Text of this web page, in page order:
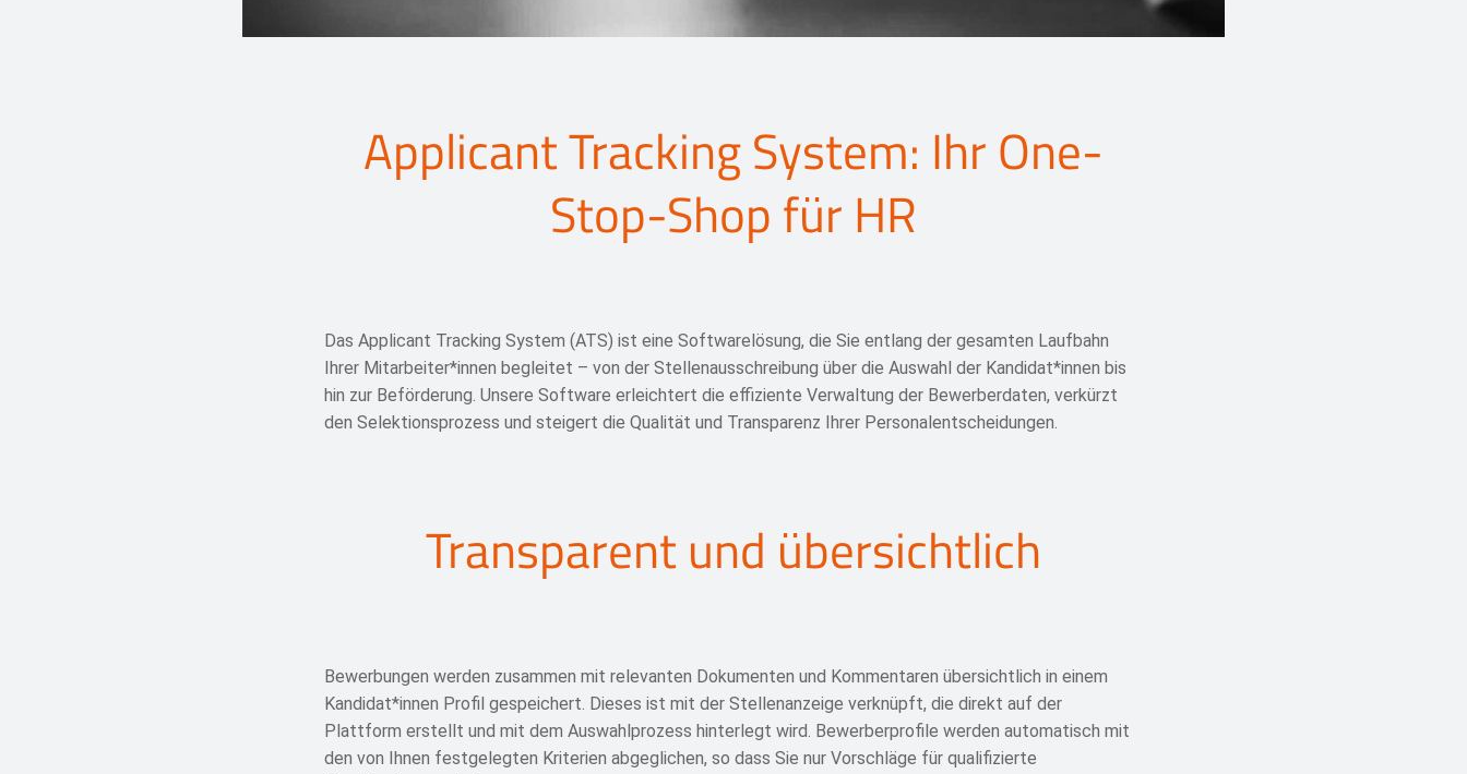
Applicant Tracking System: Ihr One-
Stop-Shop für HR
Das Applicant Tracking System (ATS) ist eine Softwarelösung, die Sie entlang der gesamten Laufbahn
Ihrer Mitarbeiter*innen begleitet – von der Stellenausschreibung über die Auswahl der Kandidat*innen bis
hin zur Beförderung. Unsere Software erleichtert die effiziente Verwaltung der Bewerberdaten, verkürzt
den Selektionsprozess und steigert die Qualität und Transparenz Ihrer Personalentscheidungen.
Transparent und übersichtlich
Bewerbungen werden zusammen mit relevanten Dokumenten und Kommentaren übersichtlich in einem
Kandidat*innen Profil gespeichert. Dieses ist mit der Stellenanzeige verknüpft, die direkt auf der
Plattform erstellt und mit dem Auswahlprozess hinterlegt wird. Bewerberprofile werden automatisch mit
den von Ihnen festgelegten Kriterien abgeglichen, so dass Sie nur Vorschläge für qualifizierte